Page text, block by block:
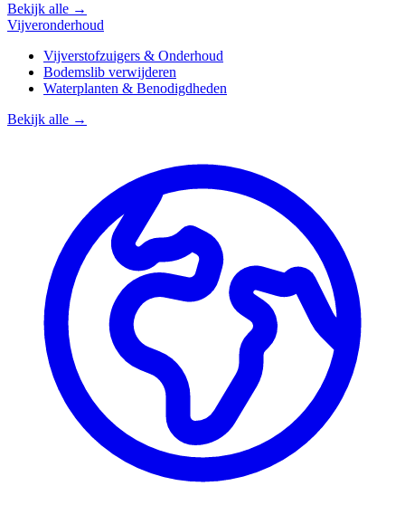
Bekijk alle →
Vijveronderhoud
Vijverstofzuigers & Onderhoud
Bodemslib verwijderen
Waterplanten & Benodigdheden
Bekijk alle →